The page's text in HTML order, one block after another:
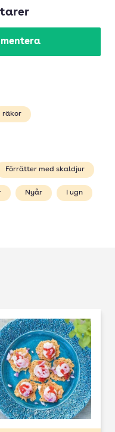
räkor
Förrätter med skaldjur
Nyår I ugn